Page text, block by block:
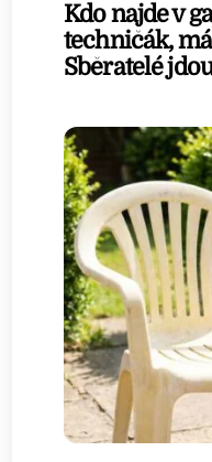
Kdo najde v
techničák,
Sběratelé